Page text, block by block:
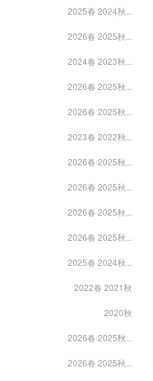
2025春 2024秋...
2026春 2025秋...
2024春 2023秋...
2026春 2025秋...
2026春 2025秋...
2023春 2022秋...
2026春 2025秋...
2026春 2025秋...
2026春 2025秋...
2026春 2025秋...
2025春 2024秋...
2022春 2021秋
2020秋
2026春 2025秋...
2026春 2025秋...